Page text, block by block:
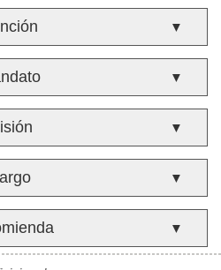
▼
▼
▼
▼
▼